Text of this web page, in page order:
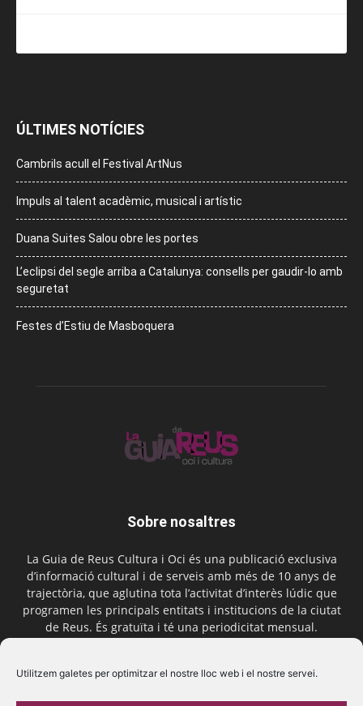
Utilitzem galetes per optimitzar el nostre lloc web i el nostre servei.
ÚLTIMES NOTÍCIES
Cambrils acull el Festival ArtNus
Impuls al talent acadèmic, musical i artístic
Duana Suites Salou obre les portes
L’eclipsi del segle arriba a Catalunya: consells per gaudir-lo amb
seguretat
Festes d’Estiu de Masboquera
Sobre nosaltres
La Guia de Reus Cultura i Oci és una publicació exclusiva
d’informació cultural i de serveis amb més de 10 anys de
trajectòria, que aglutina tota l’activitat d’interès lúdic que
programen les principals entitats i institucions de la ciutat
de Reus. És gratuïta i té una periodicitat mensual.